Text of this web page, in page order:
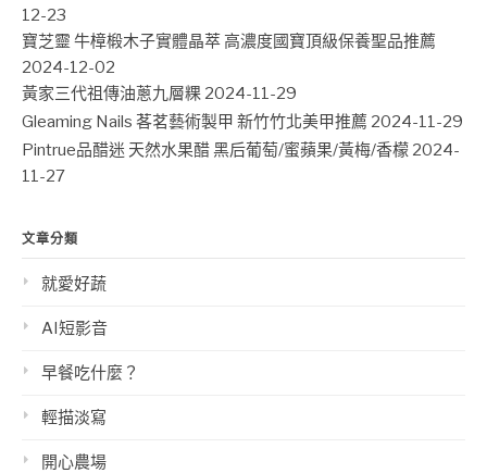
12-23
寶芝靈 牛樟椴木子實體晶萃 高濃度國寶頂級保養聖品推薦
2024-12-02
黃家三代祖傳油蔥九層粿 2024-11-29
Gleaming Nails 茖茗藝術製甲 新竹竹北美甲推薦 2024-11-29
Pintrue品醋迷 天然水果醋 黑后葡萄/蜜蘋果/黃梅/香檬 2024-
11-27
文章分類
就愛好蔬
AI短影音
早餐吃什麼？
輕描淡寫
開心農場